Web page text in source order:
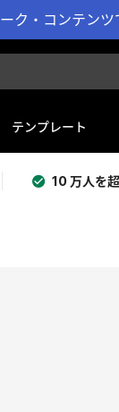
ク・コンテン
テンプレート
10 万人を